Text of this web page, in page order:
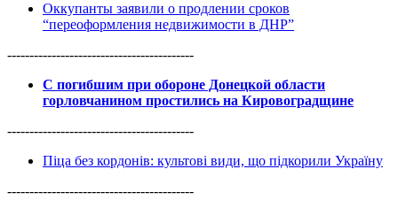
Оккупанты заявили о продлении сроков
“переоформления недвижимости в ДНР”
------------------------------------------
С погибшим при обороне Донецкой области
горловчанином простились на Кировоградщине
------------------------------------------
Піца без кордонів: культові види, що підкорили Україну
------------------------------------------